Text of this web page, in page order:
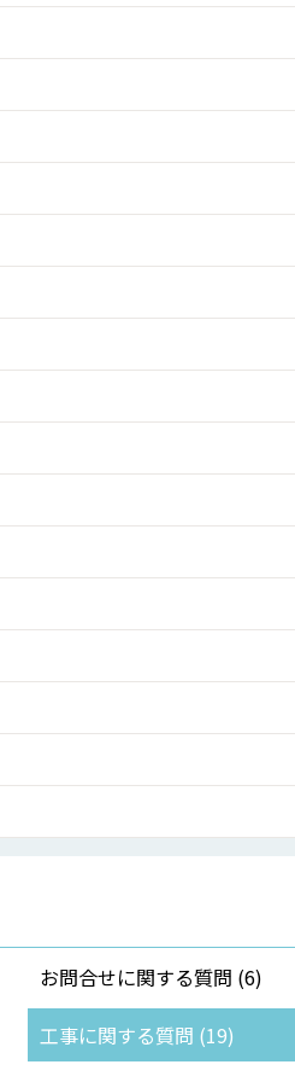
お問合せに関する質問 (6)
工事に関する質問 (19)